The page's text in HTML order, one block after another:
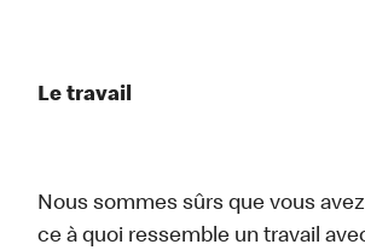
Le travail
Nous sommes sûrs que vous
ce à quoi ressemble un travail